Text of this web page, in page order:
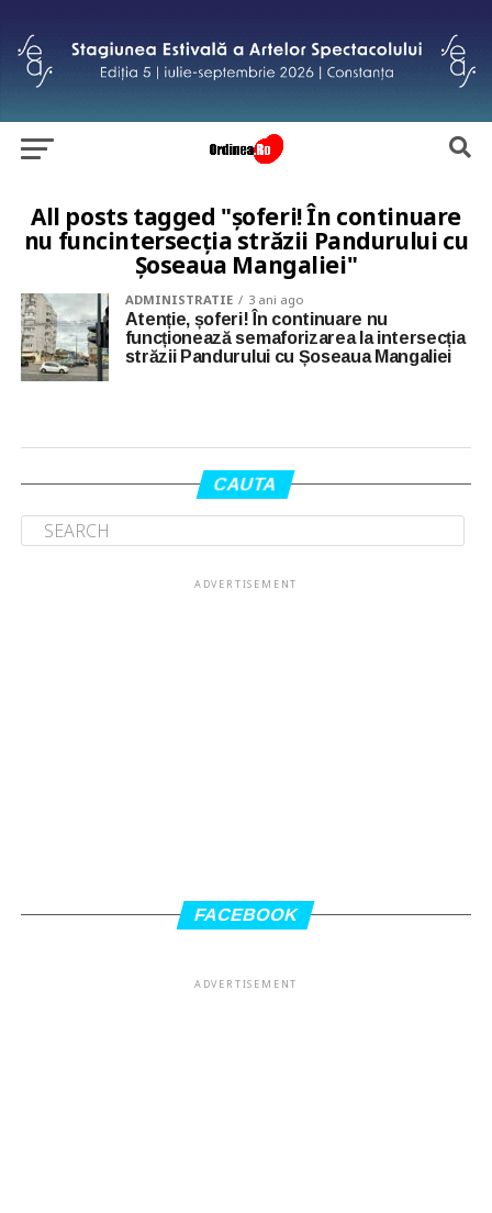
All posts tagged "șoferi! În continuare
nu funcintersecția străzii Pandurului cu
Șoseaua Mangaliei"
ADMINISTRATIE 3 ani ago
Atenție, șoferi! În continuare nu
funcționează semaforizarea la intersecția
străzii Pandurului cu Șoseaua Mangaliei
CAUTA
ADVERTISEMENT
FACEBOOK
ADVERTISEMENT